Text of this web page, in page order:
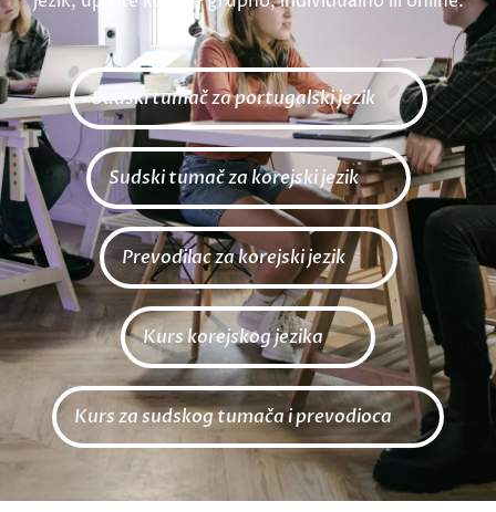
Sudski tumač za portugalski jezik
Sudski tumač za korejski jezik
Prevodilac za korejski jezik
Kurs korejskog jezika
Kurs za sudskog tumača i prevodioca